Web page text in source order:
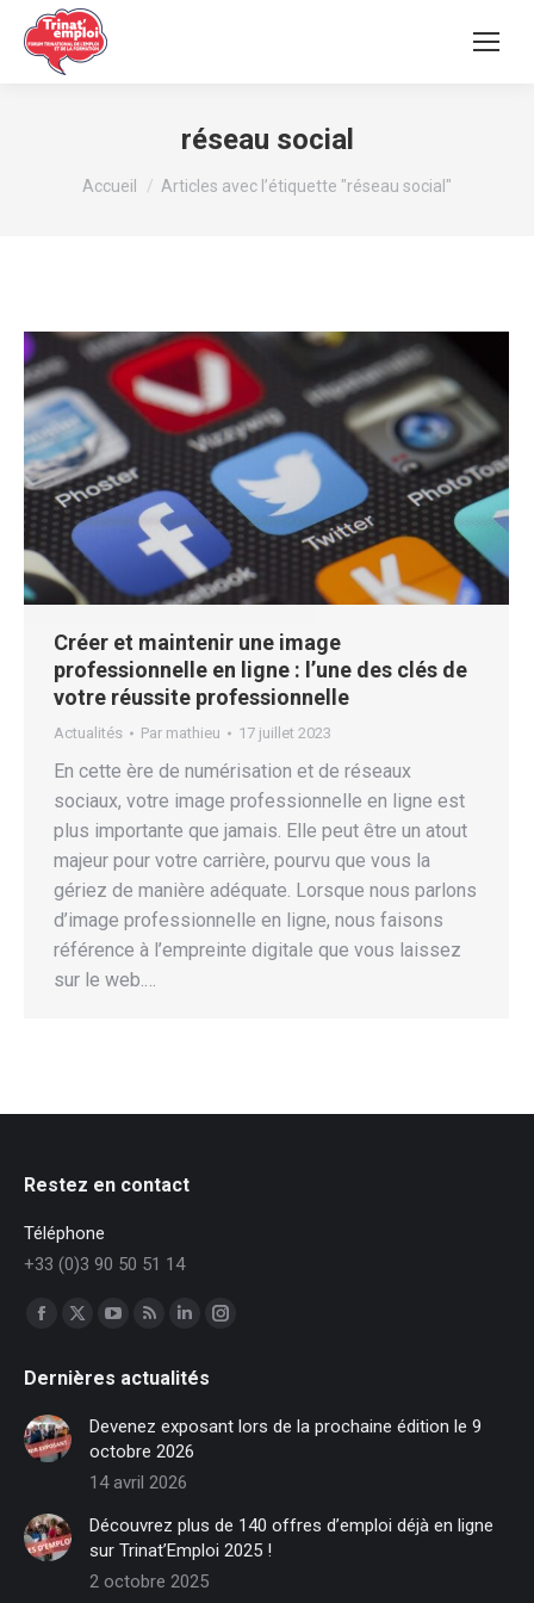
réseau social
Vous êtes ici :
Accueil Articles avec l’étiquette "réseau social"
Créer et maintenir une image
professionnelle en ligne : l’une des clés de
votre réussite professionnelle
Actualités Par mathieu 17 juillet 2023
En cette ère de numérisation et de réseaux
sociaux, votre image professionnelle en ligne est
plus importante que jamais. Elle peut être un atout
majeur pour votre carrière, pourvu que vous la
gériez de manière adéquate. Lorsque nous parlons
d’image professionnelle en ligne, nous faisons
référence à l’empreinte digitale que vous laissez
sur le web.…
Restez en contact
Téléphone
+33 (0)3 90 50 51 14
Trouvez nous sur :
Facebook
opens
in
new
window
X
opens
new
window
opens
in
new
window
opens
in
new
window
LinkedIn
opens
in
new
window
Instagram
in
Dernières actualités
Devenez exposant lors de la prochaine édition le 9
octobre 2026
14 avril 2026
Découvrez plus de 140 offres d’emploi déjà en ligne
sur Trinat’Emploi 2025 !
2 octobre 2025